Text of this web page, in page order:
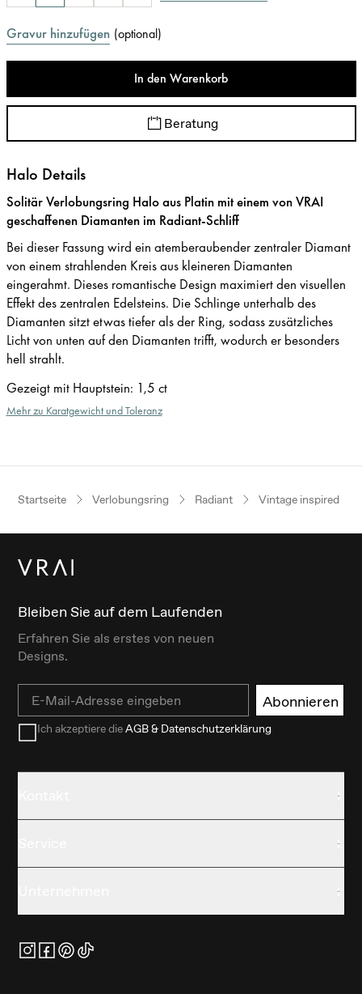
Gravur hinzufügen (optional)
In den Warenkorb
Beratung
Halo Details
Solitär Verlobungsring Halo aus Platin mit einem von VRAI
geschaffenen Diamanten im Radiant-Schliff
Bei dieser Fassung wird ein atemberaubender zentraler Diamant
von einem strahlenden Kreis aus kleineren Diamanten
eingerahmt. Dieses romantische Design maximiert den visuellen
Effekt des zentralen Edelsteins. Die Schlinge unterhalb des
Diamanten sitzt etwas tiefer als der Ring, sodass zusätzliches
Licht von unten auf den Diamanten trifft, wodurch er besonders
hell strahlt.
Gezeigt mit Hauptstein: 1,5 ct
Mehr zu Karatgewicht und Toleranz
Startseite Verlobungsring Radiant Vintage inspired
Bleiben Sie auf dem Laufenden
Erfahren Sie als erstes von neuen
Designs.
Email Abonnieren
Ich akzeptiere dieAGB & Datenschutzerklärung